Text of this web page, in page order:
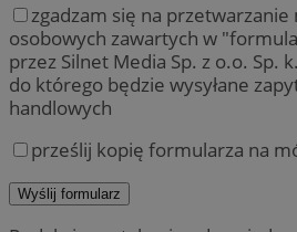
zgadzam się na przetwarzanie
osobowych zawartych w
przez Silnet Media Sp. z o.o. Sp.
do którego będzie wysyłane
handlowych
prześlij kopię formularza na